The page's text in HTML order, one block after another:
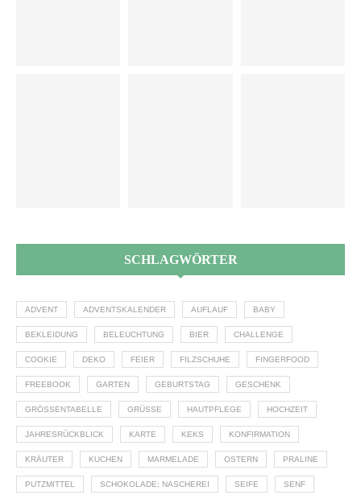
SCHLAGWÖRTER
ADVENT ADVENTSKALENDER AUFLAUF BABY
BEKLEIDUNG BELEUCHTUNG BIER CHALLENGE
COOKIE DEKO FEIER FILZSCHUHE FINGERFOOD
FREEBOOK GARTEN GEBURTSTAG GESCHENK
GRÖSSENTABELLE GRÜSSE HAUTPFLEGE HOCHZEIT
JAHRESRÜCKBLICK KARTE KEKS KONFIRMATION
KRÄUTER KUCHEN MARMELADE OSTERN PRALINE
PUTZMITTEL SCHOKOLADE; NASCHEREI SEIFE SENF